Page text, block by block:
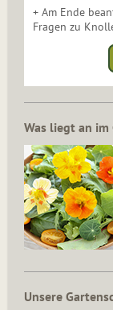
+ Am Ende
Fragen zu
Was liegt an im
Unsere